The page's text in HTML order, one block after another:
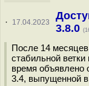
· 17.04.2023
3.8.0
После 14 месяцев
стабильной
время объявлено
3.4, выпущенной